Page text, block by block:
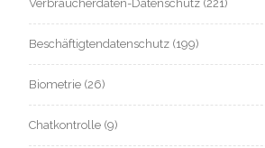
Verbraucherdaten-Datenschutz (221)
Beschäftigtendatenschutz (199)
Biometrie (26)
Chatkontrolle (9)